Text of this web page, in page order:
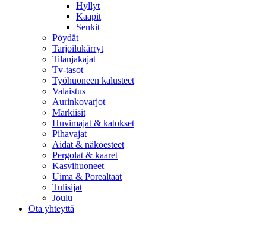
Hyllyt
Kaapit
Senkit
Pöydät
Tarjoilukärryt
Tilanjakajat
Tv-tasot
Työhuoneen kalusteet
Valaistus
Aurinkovarjot
Markiisit
Huvimajat & katokset
Pihavajat
Aidat & näköesteet
Pergolat & kaaret
Kasvihuoneet
Uima & Porealtaat
Tulisijat
Joulu
Ota yhteyttä